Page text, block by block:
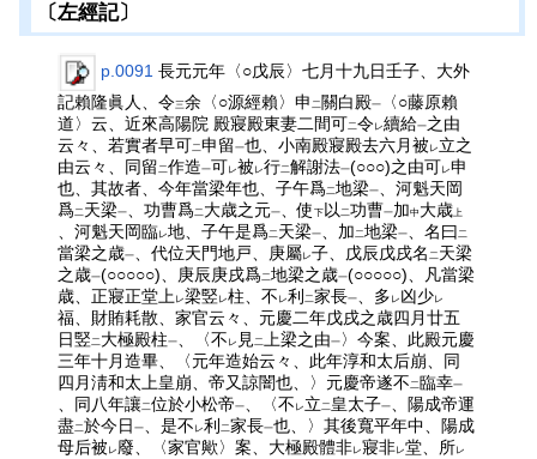
〔左經記〕
p.0091 長元元年〈○戊辰〉七月十九日壬子、大外
記賴隆眞人、令三余〈○源經賴〉申二關白殿一
〈○藤原賴
道〉云、近來高陽院 殿寢殿東妻二間可二令レ續給一之由
云々、若實者早可二申留一也、小南殿寢殿去六月被 レ 立之
由云々、同留二作造一可レ被 レ行二解謝法一(○○○)之由可レ申
也、其故者、今年當梁年也、子午爲二地梁一、河魁天岡
爲二天梁一、功曹爲二大歳之元一、使下以二功曹一加中 大歳上
、河魁天岡臨レ地、子午是爲二天梁一、加二地梁一、名曰二
當梁之歳一、代位天門地戸、庚屬レ子、戊辰戊戌名二天梁
之歳一(○○○○○)、庚辰庚戌爲二地梁之歳一(○○○○○)、凡當梁
歳、正寢正堂上レ梁竪 レ柱、不 レ利二家長一、多 レ 凶少レ
福、財賄耗散、家官云々、元慶二年戊戌之歳四月廿五
日竪二大極殿柱一、〈不 レ 見二上梁之由一 〉今案、此殿元慶
三年十月造畢、〈元年造始云々、此年淳和太后崩、同
四月淸和太上皇崩、帝又諒闇也、〉元慶帝遂不二臨幸一
、同八年讓二位於小松帝一、〈不 レ 立二皇太子一、陽成帝運
盡二於今日一、是不 レ利二家長一也、〉其後寬平年中、陽成
母后被 レ 廢、〈家官歟〉案、大極殿體非レ寢非レ堂、所レ